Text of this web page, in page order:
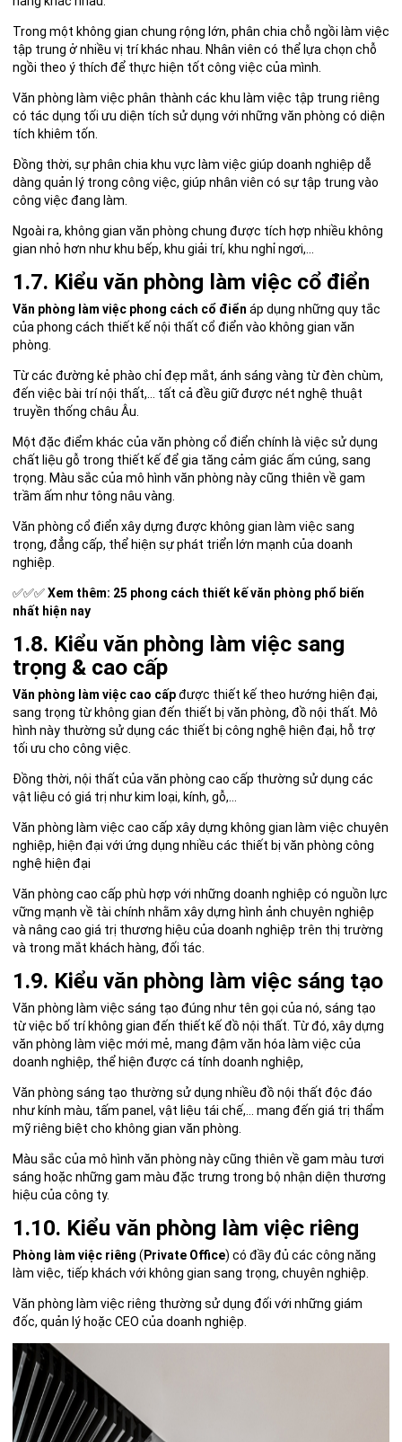
Trong một không gian chung rộng lớn, phân chia chỗ ngồi làm việc
tập trung ở nhiều vị trí khác nhau. Nhân viên có thể lựa chọn chỗ
ngồi theo ý thích để thực hiện tốt công việc của mình.
Văn phòng làm việc phân thành các khu làm việc tập trung riêng
có tác dụng tối ưu diện tích sử dụng với những văn phòng có diện
tích khiêm tốn.
Đồng thời, sự phân chia khu vực làm việc giúp doanh nghiệp dễ
dàng quản lý trong công việc, giúp nhân viên có sự tập trung vào
công việc đang làm.
Ngoài ra, không gian văn phòng chung được tích hợp nhiều không
gian nhỏ hơn như khu bếp, khu giải trí, khu nghỉ ngơi,…
1.7. Kiểu văn phòng làm việc cổ điển
Văn phòng làm việc phong cách cổ điển áp dụng những quy tắc
của phong cách thiết kế nội thất cổ điển vào không gian văn
phòng.
Từ các đường kẻ phào chỉ đẹp mắt, ánh sáng vàng từ đèn chùm,
đến việc bài trí nội thất,… tất cả đều giữ được nét nghệ thuật
truyền thống châu Âu.
Một đặc điểm khác của văn phòng cổ điển chính là việc sử dụng
chất liệu gỗ trong thiết kế để gia tăng cảm giác ấm cúng, sang
trọng. Màu sắc của mô hình văn phòng này cũng thiên về gam
trầm ấm như tông nâu vàng.
Văn phòng cổ điển xây dựng được không gian làm việc sang
trọng, đẳng cấp, thể hiện sự phát triển lớn mạnh của doanh
nghiệp.
✅✅✅Xem thêm: 25 phong cách thiết kế văn phòng phổ biến
nhất hiện nay
1.8. Kiểu văn phòng làm việc sang
trọng & cao cấp
Văn phòng làm việc cao cấpđược thiết kế theo hướng hiện đại,
sang trọng từ không gian đến thiết bị văn phòng, đồ nội thất. Mô
hình này thường sử dụng các thiết bị công nghệ hiện đại, hỗ trợ
tối ưu cho công việc.
Đồng thời, nội thất của văn phòng cao cấp thường sử dụng các
vật liệu có giá trị như kim loại, kính, gỗ,…
Văn phòng làm việc cao cấp xây dựng không gian làm việc chuyên
nghiệp, hiện đại với ứng dụng nhiều các thiết bị văn phòng công
nghệ hiện đại
Văn phòng cao cấp phù hợp với những doanh nghiệp có nguồn lực
vững mạnh về tài chính nhằm xây dựng hình ảnh chuyên nghiệp
và nâng cao giá trị thương hiệu của doanh nghiệp trên thị trường
và trong mắt khách hàng, đối tác.
1.9. Kiểu văn phòng làm việc sáng tạo
Văn phòng làm việc sáng tạo đúng như tên gọi của nó, sáng tạo
từ việc bố trí không gian đến thiết kế đồ nội thất. Từ đó, xây dựng
văn phòng làm việc mới mẻ, mang đậm văn hóa làm việc của
doanh nghiệp, thể hiện được cá tính doanh nghiệp,
Văn phòng sáng tạo thường sử dụng nhiều đồ nội thất độc đáo
như kính màu, tấm panel, vật liệu tái chế,… mang đến giá trị thẩm
mỹ riêng biệt cho không gian văn phòng.
Màu sắc của mô hình văn phòng này cũng thiên về gam màu tươi
sáng hoặc những gam màu đặc trưng trong bộ nhận diện thương
hiệu của công ty.
1.10. Kiểu văn phòng làm việc riêng
Phòng làm việc riêng ( Private Office) có đầy đủ các công năng
làm việc, tiếp khách với không gian sang trọng, chuyên nghiệp.
Văn phòng làm việc riêng thường sử dụng đối với những giám
đốc, quản lý hoặc CEO của doanh nghiệp.